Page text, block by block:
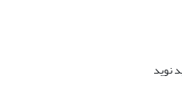
نوید